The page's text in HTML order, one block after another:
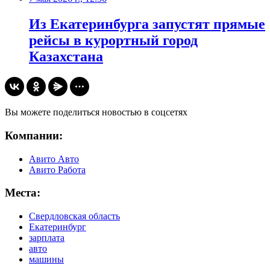
Из Екатеринбурга запустят прямые
рейсы в курортный город
Казахстана
Вы можете поделиться новостью в соцсетях
Компании:
Авито Авто
Авито Работа
Места:
Свердловская область
Екатеринбург
зарплата
авто
машины